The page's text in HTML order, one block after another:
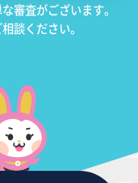
審査がございます。
談ください。